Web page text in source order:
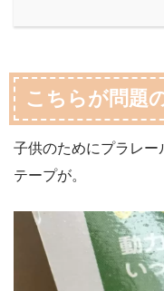
こちらが問題
子供のためにプラレ
テープが。